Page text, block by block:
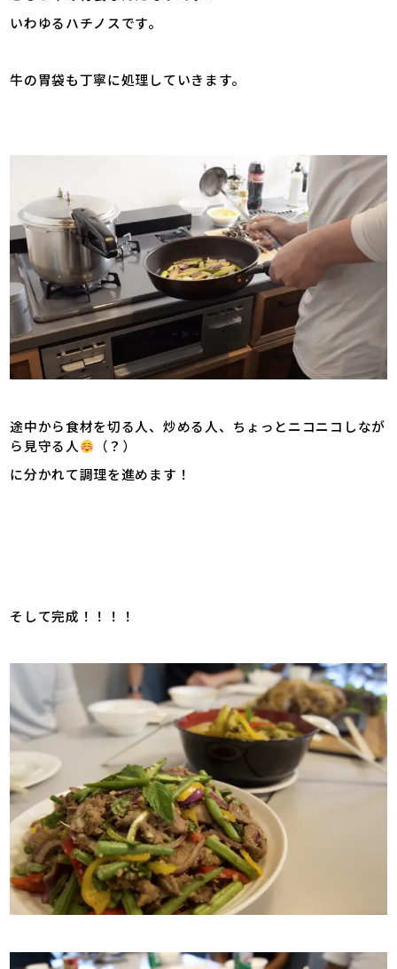
いわゆるハチノスです。
牛の胃袋も丁寧に処理していきます。
途中から食材を切る人、炒める人、ちょっとニコニコしなが
ら見守る人
（？）
に分かれて調理を進めます！
そして完成！！！！